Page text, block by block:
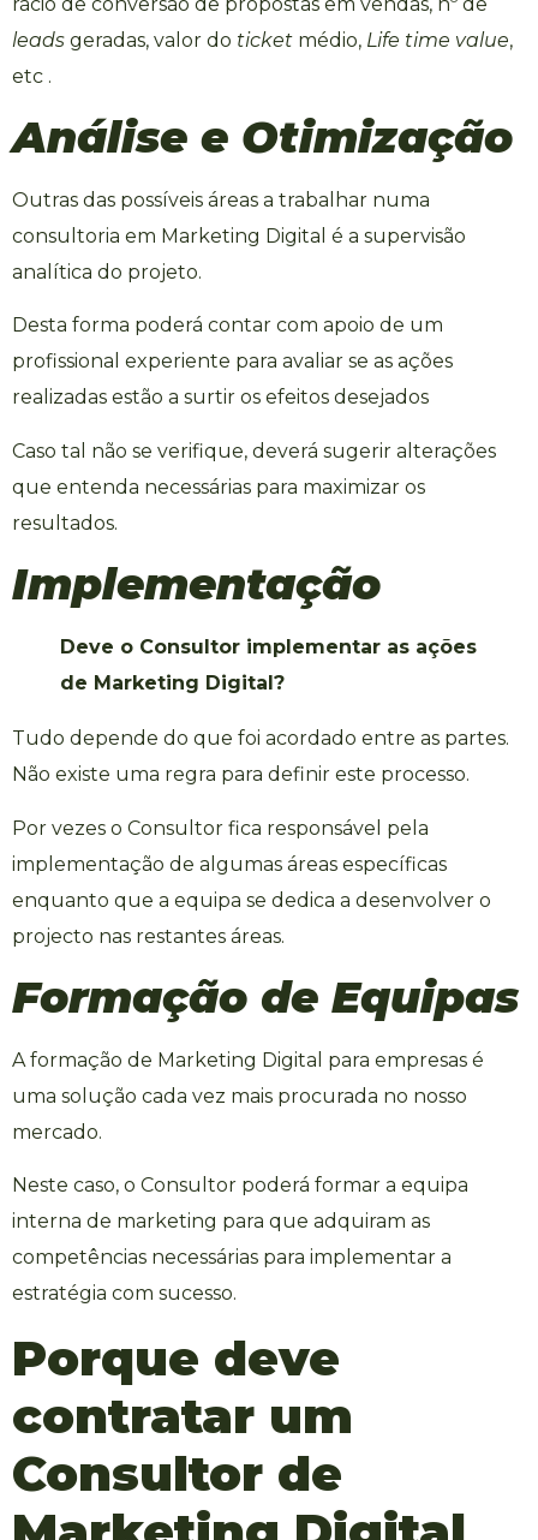
leads geradas, valor do ticket médio, Life time value,
etc .
Análise e Otimização
Outras das possíveis áreas a trabalhar numa
consultoria em Marketing Digital é a supervisão
analítica do projeto.
Desta forma poderá contar com apoio de um
profissional experiente para avaliar se as ações
realizadas estão a surtir os efeitos desejados
Caso tal não se verifique, deverá sugerir alterações
que entenda necessárias para maximizar os
resultados.
Implementação
Deve o Consultor implementar as ações
de Marketing Digital?
Tudo depende do que foi acordado entre as partes.
Não existe uma regra para definir este processo.
Por vezes o Consultor fica responsável pela
implementação de algumas áreas específicas
enquanto que a equipa se dedica a desenvolver o
projecto nas restantes áreas.
Formação de Equipas
Aformação de Marketing Digital para empresas é
uma solução cada vez mais procurada no nosso
mercado.
Neste caso, o Consultor poderá formar a equipa
interna de marketing para que adquiram as
competências necessárias para implementar a
estratégia com sucesso.
Porque deve
contratar um
Consultor de